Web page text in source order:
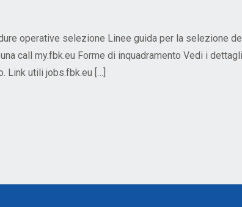
operative selezione Linee guida per la selezione
call my.fbk.eu Forme di inquadramento Vedi i
Link utili jobs.fbk.eu […]